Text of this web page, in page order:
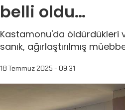
belli oldu…
Kastamonu'da öldürdükleri
sanık, ağırlaştırılmış
18 Temmuz 2025 - 09:31